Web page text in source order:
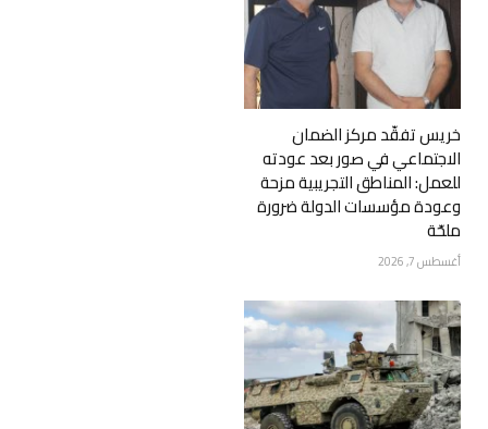
خريس تفقّد مركز الضمان
الاجتماعي في صور بعد عودته
للعمل: المناطق التجريبية مزحة
وعودة مؤسسات الدولة ضرورة
ملحّة
أغسطس 7, 2026